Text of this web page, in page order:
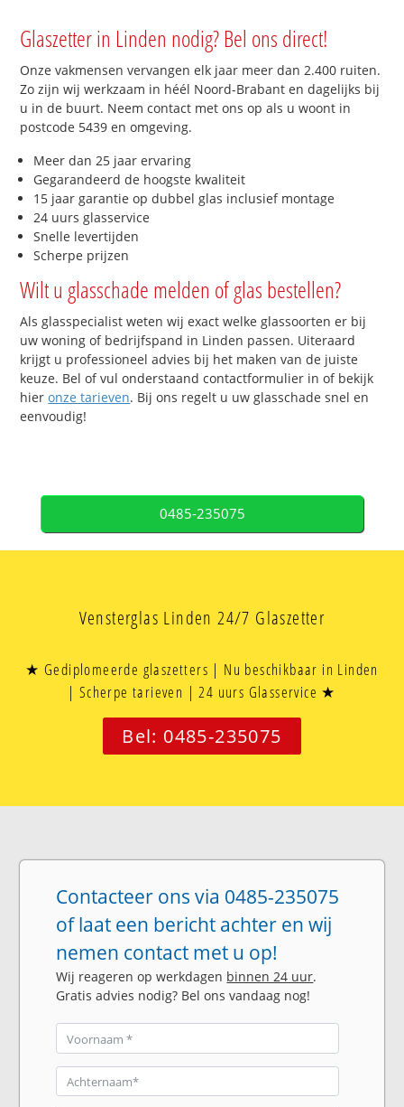
Glaszetter in Linden nodig? Bel ons direct!
Onze vakmensen vervangen elk jaar meer dan 2.400 ruiten.
Zo zijn wij werkzaam in héél Noord-Brabant en dagelijks bij
u in de buurt. Neem contact met ons op als u woont in
postcode 5439 en omgeving.
Meer dan 25 jaar ervaring
Gegarandeerd de hoogste kwaliteit
15 jaar garantie op dubbel glas inclusief montage
24 uurs glasservice
Snelle levertijden
Scherpe prijzen
Wilt u glasschade melden of glas bestellen?
Als glasspecialist weten wij exact welke glassoorten er bij
uw woning of bedrijfspand in Linden passen. Uiteraard
krijgt u professioneel advies bij het maken van de juiste
keuze. Bel of vul onderstaand contactformulier in of bekijk
hieronze tarieven. Bij ons regelt u uw glasschade snel en
eenvoudig!
0485-235075
Vensterglas Linden 24/7 Glaszetter
★ Gediplomeerde glaszetters | Nu beschikbaar in Linden
| Scherpe tarieven | 24 uurs Glasservice ★
Bel: 0485-235075
Contacteer ons via 0485-235075
of laat een bericht achter en wij
nemen contact met u op!
Wij reageren op werkdagen binnen 24 uur.
Gratis advies nodig? Bel ons vandaag nog!